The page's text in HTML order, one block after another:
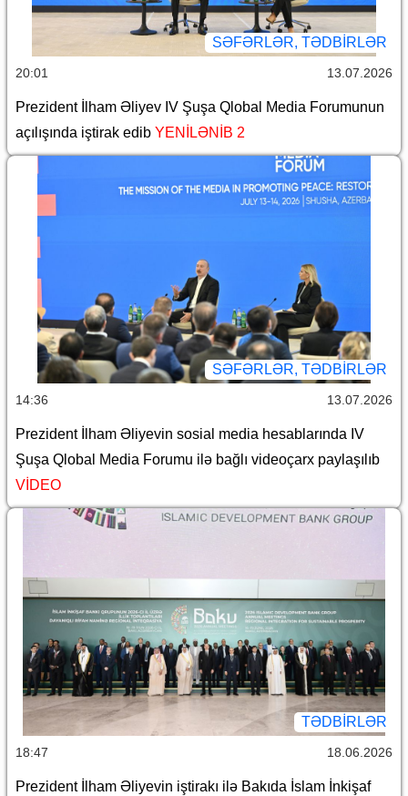
SƏFƏRLƏR, TƏDBIRLƏR
20:01 13.07.2026
Prezident İlham Əliyev IV Şuşa Qlobal Media Forumunun
açılışında iştirak edib YENİLƏNİB 2
SƏFƏRLƏR, TƏDBIRLƏR
14:36 13.07.2026
Prezident İlham Əliyevin sosial media hesablarında IV
Şuşa Qlobal Media Forumu ilə bağlı videoçarx paylaşılıb
VİDEO
TƏDBIRLƏR
18:47 18.06.2026
Prezident İlham Əliyevin iştirakı ilə Bakıda İslam İnkişaf